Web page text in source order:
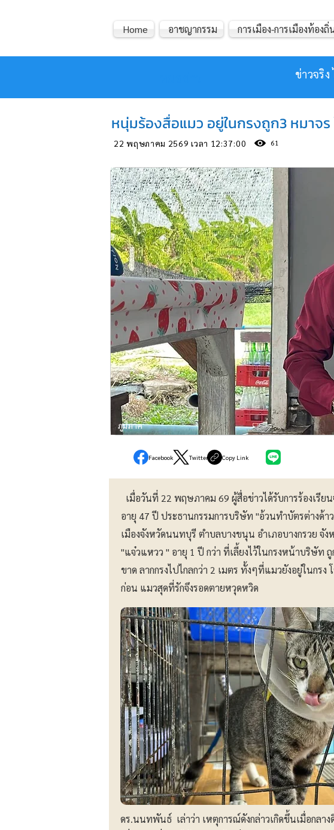
ข่าวจริ
Home อาชญากรรม การเมือง-การเมืองท้องถิ่
หนุ่มร้องสื่อแมว อยู่ในกรงถูก3 หมาจ
22 พฤษภาคม 2569 เวลา 12:37:00 61
ภูมิภาค
Facebook Twitter Copy Link
เมื่อวันที่ 22 พฤษภาคม 69 ผู้สื่อข่าวได้รับการร้องเ
อายุ 47 ปี ประธานกรรมการบริษัท "อ้วนทำบัตรต่างด้า
เมืองจังหวัดนนทบุรี ตำบลบางขนุน อำเภอบางกรวย จั
"แจ๋วแหวว " อายุ 1 ปี กว่า ที่เลี้ยงไว้ในกรงหน้าบริษัท
ขาด ลากกรงไปไกลกว่า 2 เมตร ทั้งๆที่แมวยังอยู่ในกรง
ก่อน แมวสุดที่รักจึงรอดตายหวุดหวิด
ดร.นนทพันธ์ เล่าว่า เหตุการณ์ดังกล่าวเกิดขึ้นเมื่อกลา